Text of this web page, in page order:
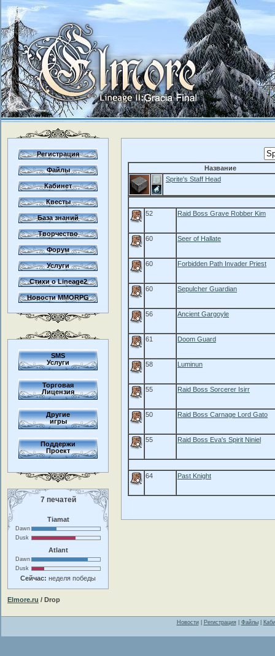
Регистрация
Файлы
Кабинет
Квесты
База знаний
Творчество
Форум
Услуги
Стихи о Lineage2
Новости MMORPG
SMS
Услуги
Торговая
Лицензия
Другие
игры
Поддержи
Проект
7 печатей
Tiamat
Dawn
Dusk
Atlant
Dawn
Dusk
Сейчас: неделя победы
Название
Sprite's Staff Head
52 Raid Boss Grave Robber Kim
60 Seer of Hallate
60 Forbidden Path Invader Priest
60 Sepulcher Guardian
56 Ancient Gargoyle
61 Doom Guard
58 Luminun
55 Raid Boss Sorcerer Isirr
50 Raid Boss Carnage Lord Gato
55 Raid Boss Eva's Spirit Niniel
64 Past Knight
Elmore.ru / Drop
Новости| Регистрация| Файлы|